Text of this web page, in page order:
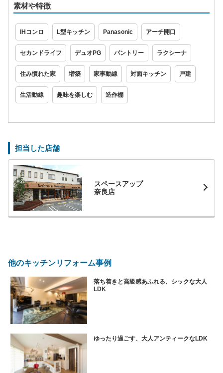
素材や特徴
IHコンロ L型キッチン Panasonic アーチ開口
セカンドライフ デュオPG パントリー ラクシーナ
住み慣れた家 増築 家事動線 対面キッチン 戸建
生活動線 趣味を楽しむ 造作棚
担当した店舗
スペースアップ
奈良店
他のキッチンリフォーム事例
落ち着きと高級感あふれる、シックな大人
LDK
ゆったり過ごす、大人アンティークなLDK